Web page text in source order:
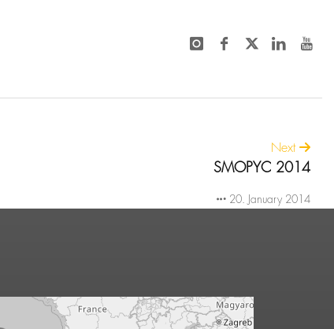
Next
SMOPYC 2014
20. January 2014